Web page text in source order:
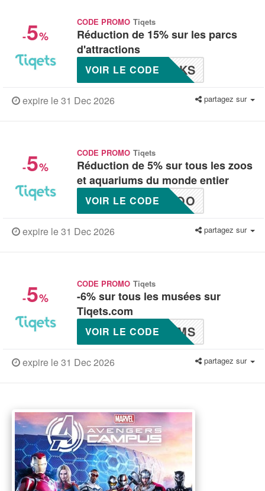
-5%
CODE PROMO Tiqets
Réduction de 15% sur les parcs
d'attractions
RKS
VOIR LE CODE
expire le 31 Dec 2026 partagez sur
-5%
CODE PROMO Tiqets
Réduction de 5% sur tous les zoos
et aquariums du monde entier
ZOO
VOIR LE CODE
expire le 31 Dec 2026 partagez sur
-5%
CODE PROMO Tiqets
-6% sur tous les musées sur
Tiqets.com
UMS
VOIR LE CODE
expire le 31 Dec 2026 partagez sur